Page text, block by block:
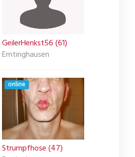
GeilerHenkst56 (61)
Emtinghausen
online
Strumpfhose (47)